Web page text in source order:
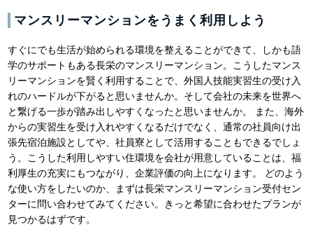
マンスリーマンションをうまく利用しよう
すぐにでも生活が始められる環境を整えることができて、しかも語
学のサポートもある長栄のマンスリーマンション。こうしたマンス
リーマンションを賢く利用することで、外国人技能実習生の受け入
れのハードルが下がると思いませんか。そして会社の未来を世界へ
と繋げる一歩が踏み出しやすくなったと思いませんか。 また、海外
からの実習生を受け入れやすくなるだけでなく、通常の社員向け出
張先宿泊施設としてや、社員寮として活用することもできるでしょ
う。こうした利用しやすい住環境を会社が用意していることは、福
利厚生の充実にもつながり、企業評価の向上になります。 どのよう
な使い方をしたいのか、まずは長栄マンスリーマンション受付セン
ターに問い合わせてみてください。きっと希望に合わせたプランが
見つかるはずです。